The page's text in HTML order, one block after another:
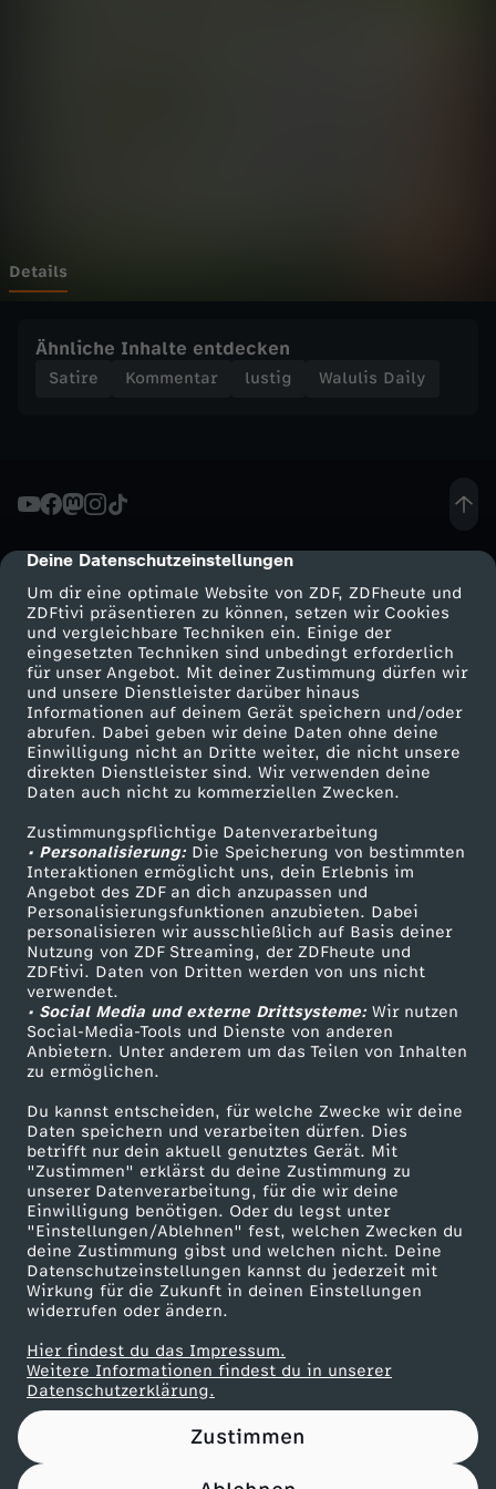
cmp-dialog-description
Deine Datenschutzeinstellungen
Um dir eine optimale Website von ZDF, ZDFheute und
ZDFtivi präsentieren zu können, setzen wir Cookies
und vergleichbare Techniken ein. Einige der
eingesetzten Techniken sind unbedingt erforderlich
für unser Angebot. Mit deiner Zustimmung dürfen wir
und unsere Dienstleister darüber hinaus
Informationen auf deinem Gerät speichern und/oder
abrufen. Dabei geben wir deine Daten ohne deine
Einwilligung nicht an Dritte weiter, die nicht unsere
direkten Dienstleister sind. Wir verwenden deine
Daten auch nicht zu kommerziellen Zwecken.
Zustimmungspflichtige Datenverarbeitung
• Personalisierung:Die Speicherung von bestimmten
Interaktionen ermöglicht uns, dein Erlebnis im
Angebot des ZDF an dich anzupassen und
Personalisierungsfunktionen anzubieten. Dabei
personalisieren wir ausschließlich auf Basis deiner
Nutzung von ZDF Streaming, der ZDFheute und
ZDFtivi. Daten von Dritten werden von uns nicht
verwendet.
• Social Media und externe Drittsysteme:Wir nutzen
Social-Media-Tools und Dienste von anderen
Anbietern. Unter anderem um das Teilen von Inhalten
zu ermöglichen.
Du kannst entscheiden, für welche Zwecke wir deine
Daten speichern und verarbeiten dürfen. Dies
betrifft nur dein aktuell genutztes Gerät. Mit
"Zustimmen" erklärst du deine Zustimmung zu
unserer Datenverarbeitung, für die wir deine
Einwilligung benötigen. Oder du legst unter
"Einstellungen/Ablehnen" fest, welchen Zwecken du
deine Zustimmung gibst und welchen nicht. Deine
Datenschutzeinstellungen kannst du jederzeit mit
Wirkung für die Zukunft in deinen Einstellungen
widerrufen oder ändern.
Hier findest du das Impressum.
Weitere Informationen findest du in unserer
Datenschutzerklärung.
Zustimmen
-
W
o
ü
r
J
K
R
o
w
l
i
n
g
j
e
t
z
t
a
u
Details
Ähnliche Inhalte entdecken
Satire Kommentar lustig Walulis Daily
Mehr ZDF
ZDF-Apps
Smart TV
ZDFtext
Livestreams
Sendungen A-Z
TV-Programm
Service
ZDFmitreden
Kontakt zum ZDF
Tickets
Zuschauerservice
Hilfe
ZDF Unternehmen
Karriere
ZDF goes Schule
Werbefernsehen
Mainzelmännchen
Partner